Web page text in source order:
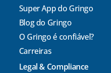
Super App do Gringo
Blog do Gringo
O Gringo é confiável?
Carreiras
Legal & Compliance